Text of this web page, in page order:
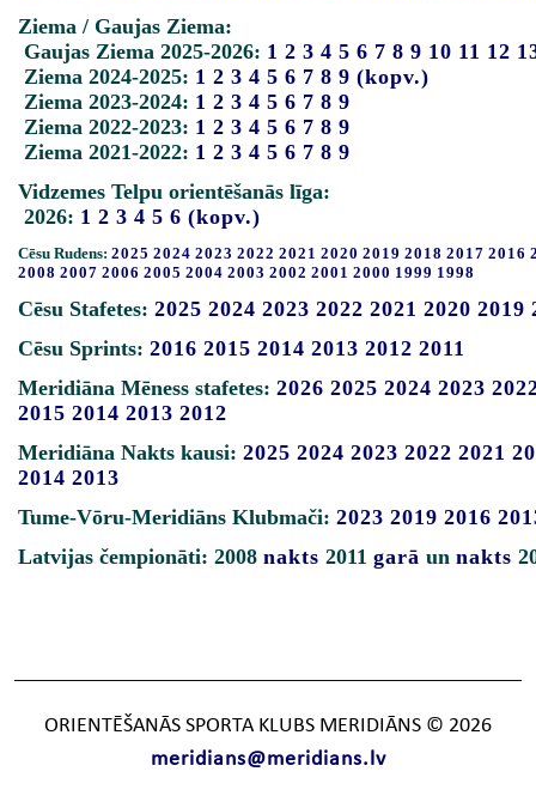
Ziema / Gaujas Ziema:
Gaujas Ziema 2025-2026: 1 2 3 4 5 6 7 8 9 10 11 12
Ziema 2024-2025: 1 2 3 4 5 6 7 8 9 (kopv.)
Ziema 2023-2024: 1 2 3 4 5 6 7 8 9
Ziema 2022-2023: 1 2 3 4 5 6 7 8 9
Ziema 2021-2022: 1 2 3 4 5 6 7 8 9
Vidzemes Telpu orientēšanās līga:
2026: 1 2 3 4 5 6 (kopv.)
Cēsu Rudens: 2025 2024 2023 2022 2021 2020 2019 2018 2017 2016
2008 2007 2006 2005 2004 2003 2002 2001 2000 1999 1998
Cēsu Stafetes: 2025 2024 2023 2022 2021 2020 2019
Cēsu Sprints: 2016 2015 2014 2013 2012 2011
Meridiāna Mēness stafetes: 2026 2025 2024 2023
2015 2014 2013 2012
Meridiāna Nakts kausi: 2025 2024 2023 2022 2021
2014 2013
Tume-Vōru-Meridiāns Klubmači: 2023 2019 2016
Latvijas čempionāti: 2008 nakts 2011 garā un nakts
ORIENTĒŠANĀS SPORTA KLUBS MERIDIĀNS © 2026
meridians@meridians.lv